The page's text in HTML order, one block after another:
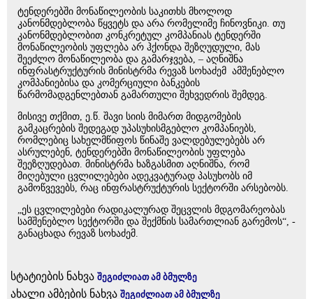
ტენდერებში მონაწილეობის საკითხს მხოლოდ
კანონმდებლობა წყვეტს და არა რომელიმე ჩინოვნიკი. თუ
კანონმდებლობით კონკრეტულ კომპანიას ტენდერში
მონაწილეობის უფლება არ ჰქონდა შეზღუდული, მას
შეეძლო მონაწილეობა და გამარჯვება, – აღნიშნა
ინფრასტრუქტურის მინისტრმა რევაზ სოხაძემ ამშენებლო
კომპანიებისა და კომერციული ბანკების
წარმომადგენლებთან გამართული შეხვედრის შემდეგ.
მისივე თქმით, ე.წ. შავი სიის მიმართ მიდგომების
გამკაცრების შედეგად უპასუხისმგებლო კომპანიებს,
რომლებიც სახელმწიფოს წინაშე ვალდებულებებს არ
ასრულებენ, ტენდერებში მონაწილეობის უფლება
შეეზღუდებათ. მინისტრმა ხაზგასმით აღნიშნა, რომ
მიღებული ცვლილებები ადეკვატურად პასუხობს იმ
გამოწვევებს, რაც ინფრასტრუქტურის სექტორში არსებობს.
„ეს ცვლილებები რადიკალურად შეცვლის მდგომარეობას
სამშენებლო სექტორში და შექმნის სამართლიან გარემოს“, -
განაცხადა რევაზ სოხაძემ.
სტატიების ნახვა შეგიძლიათ ამ ბმულზე
ახალი ამბების ნახვა შეგიძლიათ ამ ბმულზე